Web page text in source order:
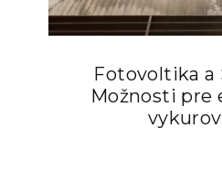
Fotovoltika a
Možnosti pre